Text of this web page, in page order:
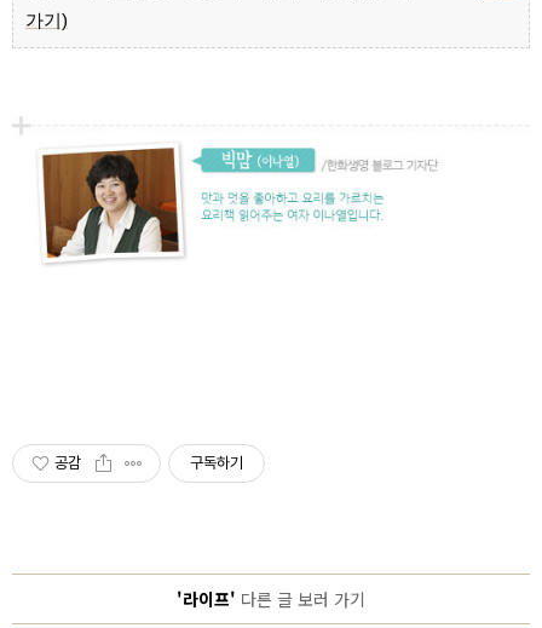
가기)
공감 구독하기
'라이프' 다른 글 보러 가기